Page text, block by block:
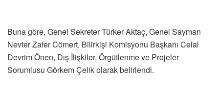
Buna göre, Genel Sekreter Türker Aktaç, Genel Sayman
Nevter Zafer Cömert, Bilirkişi Komisyonu Başkanı Celal
Devrim Önen, Dış İlişkiler, Örgütlenme ve Projeler
Sorumlusu Görkem Çelik olarak belirlendi.